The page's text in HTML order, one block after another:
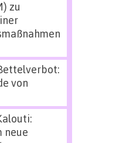
zu
von
neue